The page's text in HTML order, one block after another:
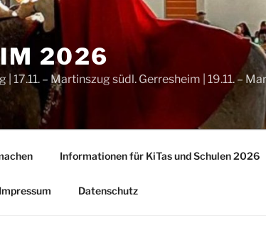
2026
17.11. – Martinszug südl. Gerresheim | 19.11. –
Informationen für KiTas und Schulen 2026
Impressum Datenschutz